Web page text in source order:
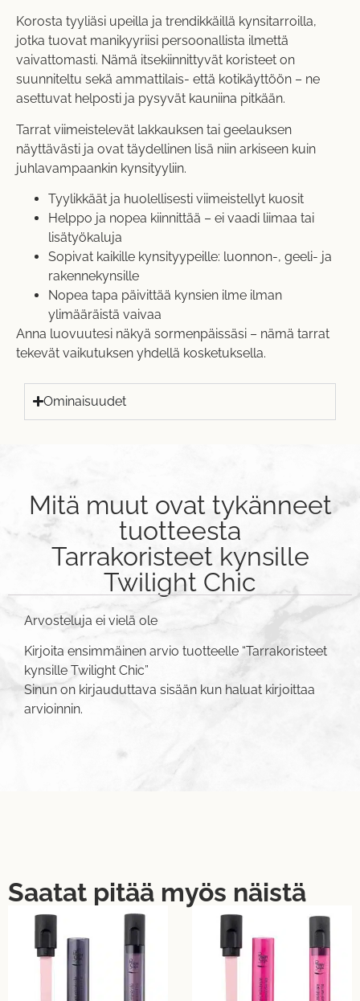
Korosta tyyliäsi upeilla ja trendikkäillä kynsitarroilla,
jotka tuovat manikyyriisi persoonallista ilmettä
vaivattomasti. Nämä itsekiinnittyvät koristeet on
suunniteltu sekä ammattilais- että kotikäyttöön – ne
asettuvat helposti ja pysyvät kauniina pitkään.
Tarrat viimeistelevät lakkauksen tai geelauksen
näyttävästi ja ovat täydellinen lisä niin arkiseen kuin
juhlavampaankin kynsityyliin.
Tyylikkäät ja huolellisesti viimeistellyt kuosit
Helppo ja nopea kiinnittää – ei vaadi liimaa tai
lisätyökaluja
Sopivat kaikille kynsityypeille: luonnon-, geeli- ja
rakennekynsille
Nopea tapa päivittää kynsien ilme ilman
ylimääräistä vaivaa
Anna luovuutesi näkyä sormenpäissäsi – nämä tarrat
tekevät vaikutuksen yhdellä kosketuksella.
Ominaisuudet
Mitä muut ovat tykänneet
tuotteesta
Tarrakoristeet kynsille
Twilight Chic
Arvosteluja ei vielä ole
Kirjoita ensimmäinen arvio tuotteelle “Tarrakoristeet
kynsille Twilight Chic”
Sinun on kirjauduttava sisään kun haluat kirjoittaa
arvioinnin.
Saatat pitää myös näistä